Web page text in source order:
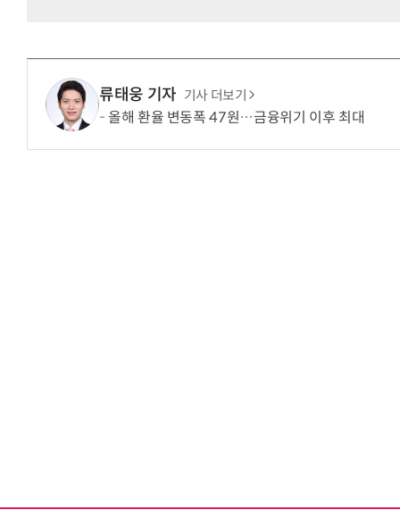
류태웅 기자 기사 더보기
올해 환율 변동폭 47원…금융위기 이후 최대